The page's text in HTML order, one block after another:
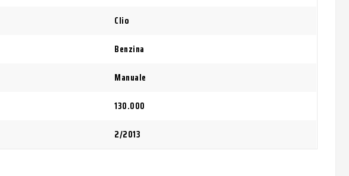
Clio
Benzina
Manuale
130.000
2/2013